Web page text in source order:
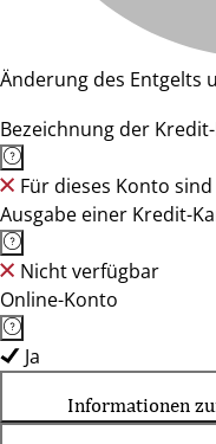
Änderung des Entgelts
Bezeichnung der
Für dieses Konto
Ausgabe einer Kredit-
Nicht verfügbar
Online-Konto
Ja
Informationen